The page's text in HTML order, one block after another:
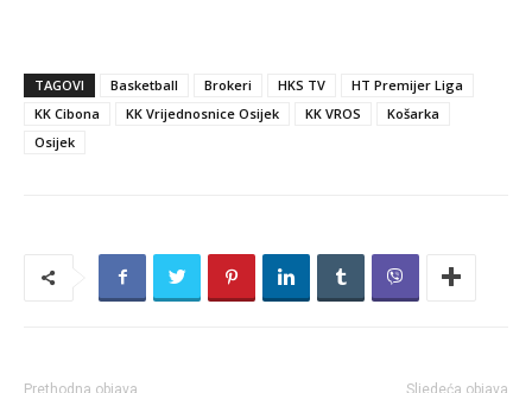
TAGOVI Basketball Brokeri HKS TV
HT Premijer Liga
KK Cibona
KK Vrijednosnice Osijek KK VROS
Košarka
Osijek
Prethodna objava Sljedeća objava